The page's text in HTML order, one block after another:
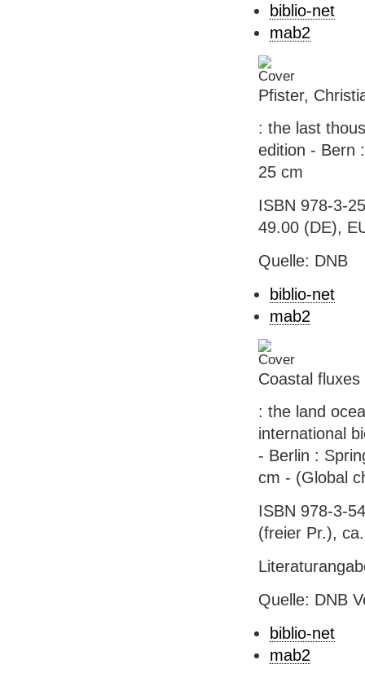
biblio-net
mab2
Pfister,
: the last
edition - Bern
25 cm
ISBN 978-3-
49.00 (DE),
Quelle: DNB
biblio-net
mab2
Coastal
: the land
international
- Berlin :
cm - (Global
ISBN 978-3-
(freier Pr.),
Quelle: DNB
biblio-net
mab2